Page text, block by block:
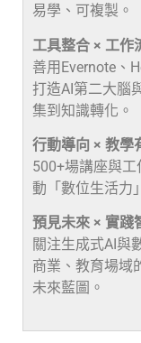
易學、可複製。
工具整合 × 工作
善用Evernote、
打造AI第二大腦
集到知識轉化。
行動導向 × 教學
500+場講座與
動「數位生活力
預見未來 × 實踐
關注生成式AI與
商業、教育場域
未來藍圖。